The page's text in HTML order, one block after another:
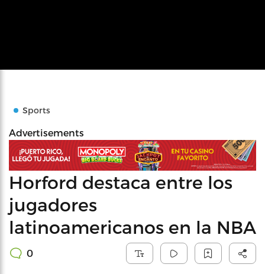
Sports
Advertisements
Horford destaca entre los
jugadores
latinoamericanos en la NBA
0